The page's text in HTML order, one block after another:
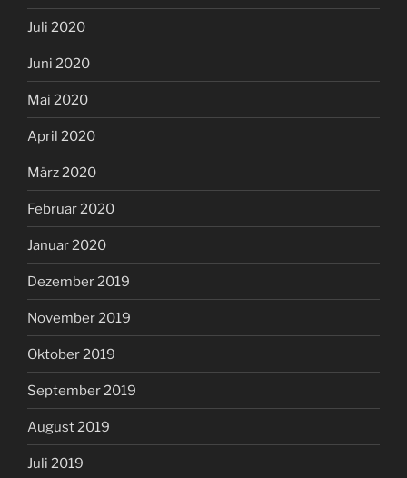
Juli 2020
Juni 2020
Mai 2020
April 2020
März 2020
Februar 2020
Januar 2020
Dezember 2019
November 2019
Oktober 2019
September 2019
August 2019
Juli 2019